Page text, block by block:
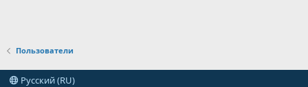
Пользователи
Русский (RU)